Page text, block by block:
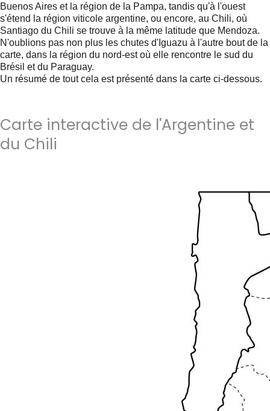
Buenos Aires et la région de la Pampa, tandis qu'à l'ouest
s'étend la région viticole argentine, ou encore, au Chili, où
Santiago du Chili se trouve à la même latitude que Mendoza.
N'oublions pas non plus les chutes d'Iguazu à l'autre bout de la
carte, dans la région du nord-est où elle rencontre le sud du
Brésil et du Paraguay.
Un résumé de tout cela est présenté dans la carte ci-dessous.
Carte interactive de l'Argentine et
du Chili